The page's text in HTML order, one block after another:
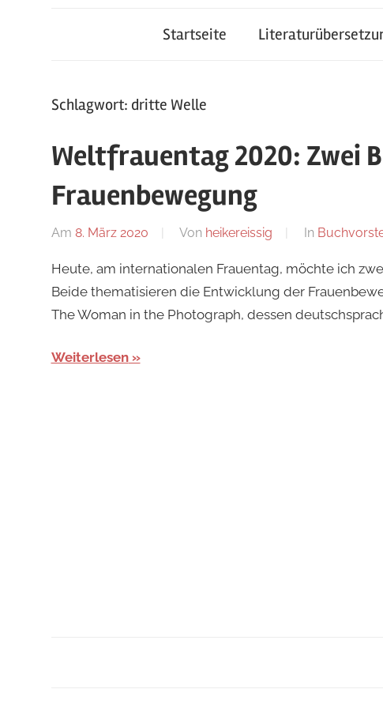
Startseite
Schlagwort: dritte Welle
Weltfrauentag 2020: Zwei
Frauenbewegung
Am 8. März 2020 Von heikereissig In
Heute, am internationalen Frauentag, möchte ich
Beide thematisieren die Entwicklung der
The Woman in the Photograph, dessen
Weiterlesen